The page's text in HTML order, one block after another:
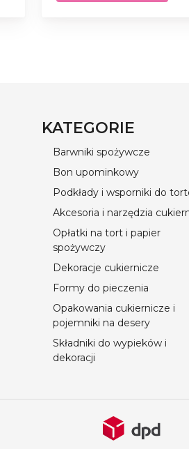
KATEGORIE
Barwniki spożywcze
Bon upominkowy
Podkłady i wsporniki do
Akcesoria i narzędzia
Opłatki na tort i papier
spożywczy
Dekoracje cukiernicze
Formy do pieczenia
Opakowania cukiernicze i
pojemniki na desery
Składniki do wypieków i
dekoracji